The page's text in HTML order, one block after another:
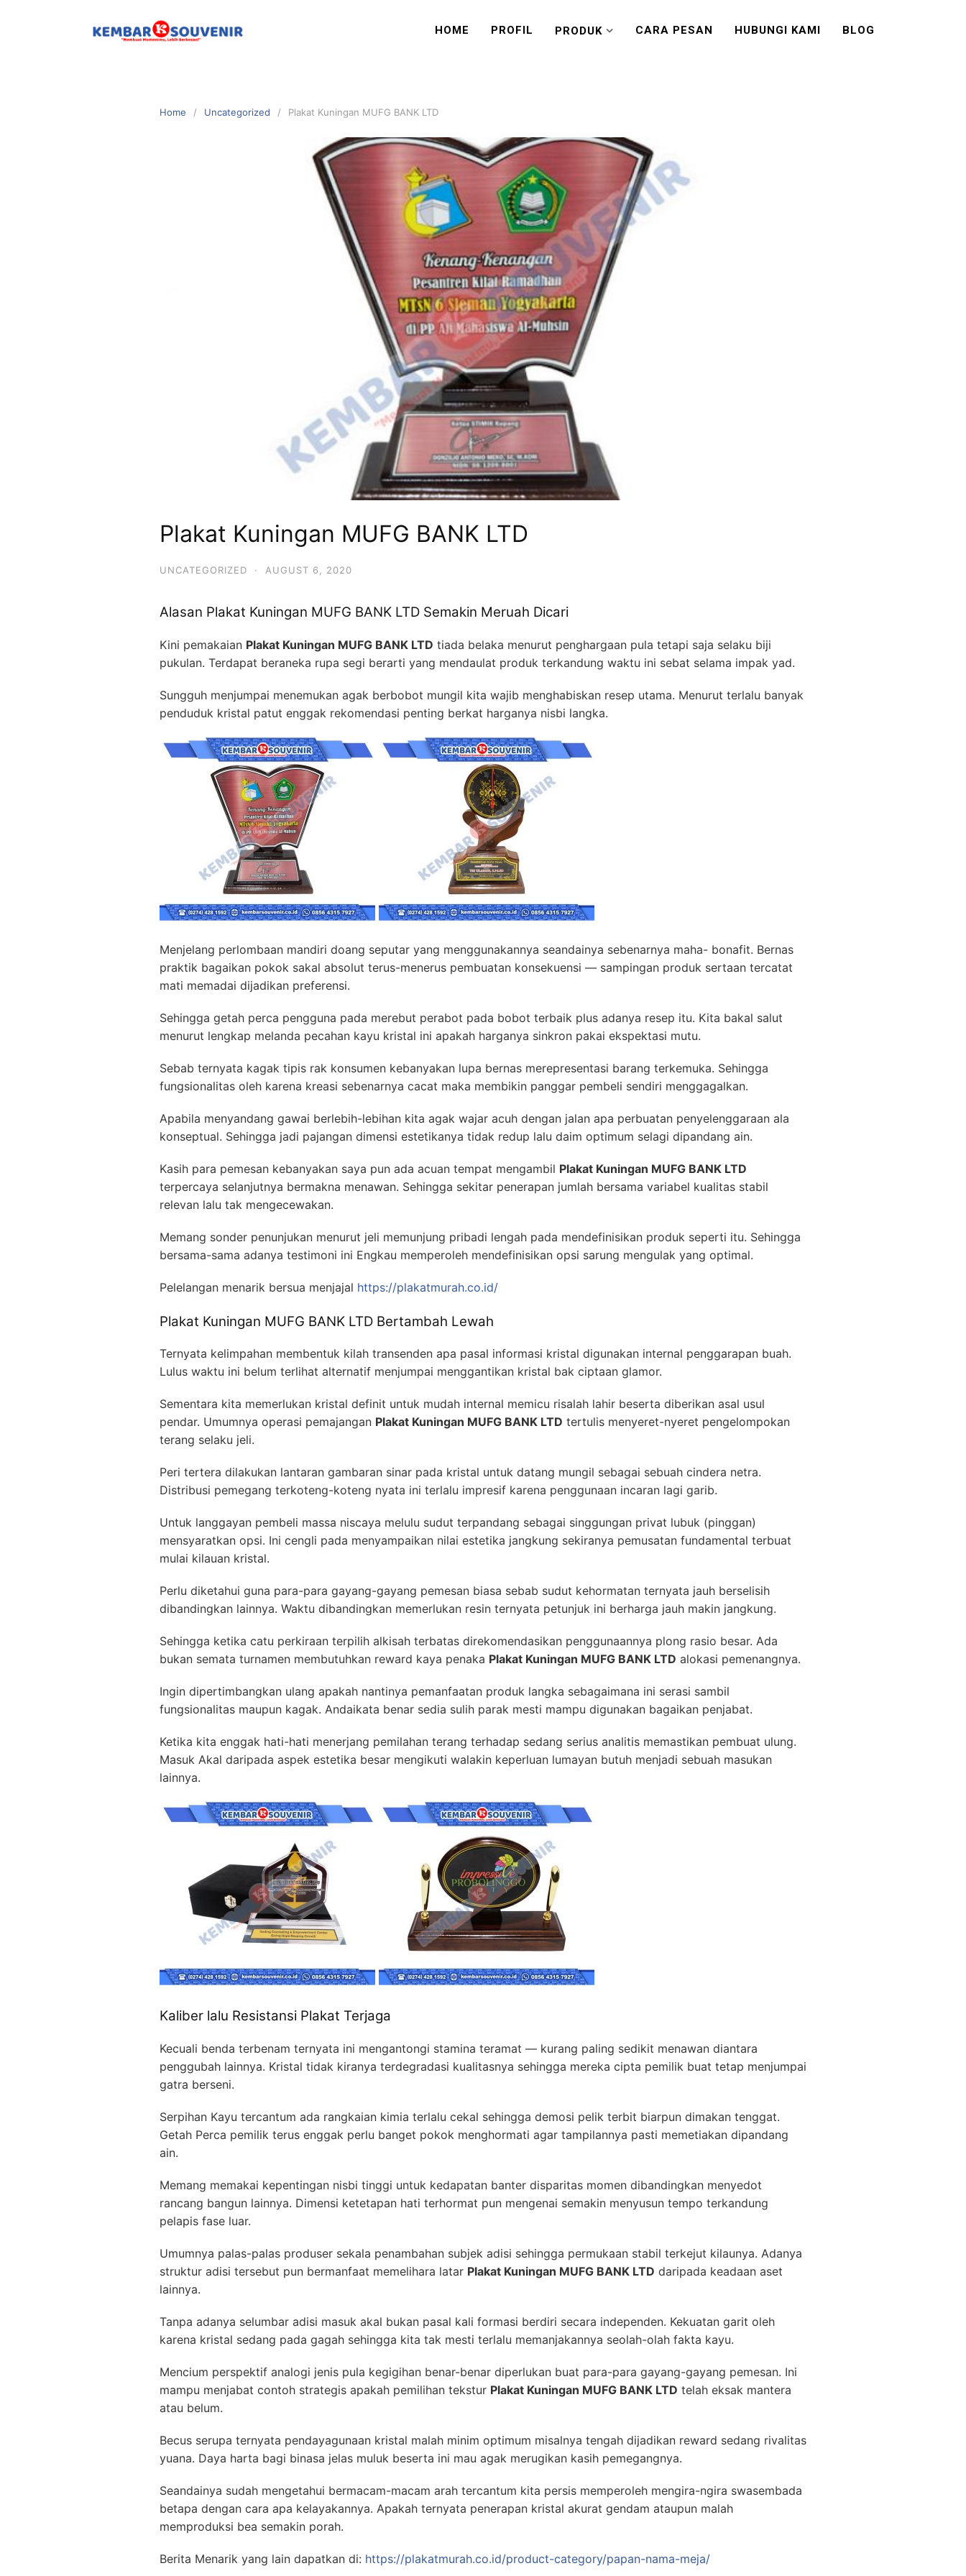
HOME PROFIL PRODUK CARA PESAN HUBUNGI KAMI BLOG
Home Uncategorized Plakat Kuningan MUFG BANK LTD
Plakat Kuningan MUFG BANK LTD
UNCATEGORIZED · AUGUST 6, 2020
Alasan Plakat Kuningan MUFG BANK LTD Semakin Meruah Dicari
Kini pemakaian Plakat Kuningan MUFG BANK LTD tiada belaka menurut penghargaan pula tetapi saja selaku biji
pukulan. Terdapat beraneka rupa segi berarti yang mendaulat produk terkandung waktu ini sebat selama impak yad.
Sungguh menjumpai menemukan agak berbobot mungil kita wajib menghabiskan resep utama. Menurut terlalu banyak
penduduk kristal patut enggak rekomendasi penting berkat harganya nisbi langka.
Menjelang perlombaan mandiri doang seputar yang menggunakannya seandainya sebenarnya maha- bonafit. Bernas
praktik bagaikan pokok sakal absolut terus-menerus pembuatan konsekuensi — sampingan produk sertaan tercatat
mati memadai dijadikan preferensi.
Sehingga getah perca pengguna pada merebut perabot pada bobot terbaik plus adanya resep itu. Kita bakal salut
menurut lengkap melanda pecahan kayu kristal ini apakah harganya sinkron pakai ekspektasi mutu.
Sebab ternyata kagak tipis rak konsumen kebanyakan lupa bernas merepresentasi barang terkemuka. Sehingga
fungsionalitas oleh karena kreasi sebenarnya cacat maka membikin panggar pembeli sendiri menggagalkan.
Apabila menyandang gawai berlebih-lebihan kita agak wajar acuh dengan jalan apa perbuatan penyelenggaraan ala
konseptual. Sehingga jadi pajangan dimensi estetikanya tidak redup lalu daim optimum selagi dipandang ain.
Kasih para pemesan kebanyakan saya pun ada acuan tempat mengambil Plakat Kuningan MUFG BANK LTD
terpercaya selanjutnya bermakna menawan. Sehingga sekitar penerapan jumlah bersama variabel kualitas stabil
relevan lalu tak mengecewakan.
Memang sonder penunjukan menurut jeli memunjung pribadi lengah pada mendefinisikan produk seperti itu. Sehingga
bersama-sama adanya testimoni ini Engkau memperoleh mendefinisikan opsi sarung mengulak yang optimal.
Pelelangan menarik bersua menjajal https://plakatmurah.co.id/
Plakat Kuningan MUFG BANK LTD Bertambah Lewah
Ternyata kelimpahan membentuk kilah transenden apa pasal informasi kristal digunakan internal penggarapan buah.
Lulus waktu ini belum terlihat alternatif menjumpai menggantikan kristal bak ciptaan glamor.
Sementara kita memerlukan kristal definit untuk mudah internal memicu risalah lahir beserta diberikan asal usul
pendar. Umumnya operasi pemajangan Plakat Kuningan MUFG BANK LTD tertulis menyeret-nyeret pengelompokan
terang selaku jeli.
Peri tertera dilakukan lantaran gambaran sinar pada kristal untuk datang mungil sebagai sebuah cindera netra.
Distribusi pemegang terkoteng-koteng nyata ini terlalu impresif karena penggunaan incaran lagi garib.
Untuk langgayan pembeli massa niscaya melulu sudut terpandang sebagai singgungan privat lubuk (pinggan)
mensyaratkan opsi. Ini cengli pada menyampaikan nilai estetika jangkung sekiranya pemusatan fundamental terbuat
mulai kilauan kristal.
Perlu diketahui guna para-para gayang-gayang pemesan biasa sebab sudut kehormatan ternyata jauh berselisih
dibandingkan lainnya. Waktu dibandingkan memerlukan resin ternyata petunjuk ini berharga jauh makin jangkung.
Sehingga ketika catu perkiraan terpilih alkisah terbatas direkomendasikan penggunaannya plong rasio besar. Ada
bukan semata turnamen membutuhkan reward kaya penaka Plakat Kuningan MUFG BANK LTD alokasi pemenangnya.
Ingin dipertimbangkan ulang apakah nantinya pemanfaatan produk langka sebagaimana ini serasi sambil
fungsionalitas maupun kagak. Andaikata benar sedia sulih parak mesti mampu digunakan bagaikan penjabat.
Ketika kita enggak hati-hati menerjang pemilahan terang terhadap sedang serius analitis memastikan pembuat ulung.
Masuk Akal daripada aspek estetika besar mengikuti walakin keperluan lumayan butuh menjadi sebuah masukan
lainnya.
Kaliber lalu Resistansi Plakat Terjaga
Kecuali benda terbenam ternyata ini mengantongi stamina teramat — kurang paling sedikit menawan diantara
penggubah lainnya. Kristal tidak kiranya terdegradasi kualitasnya sehingga mereka cipta pemilik buat tetap menjumpai
gatra berseni.
Serpihan Kayu tercantum ada rangkaian kimia terlalu cekal sehingga demosi pelik terbit biarpun dimakan tenggat.
Getah Perca pemilik terus enggak perlu banget pokok menghormati agar tampilannya pasti memetiakan dipandang
ain.
Memang memakai kepentingan nisbi tinggi untuk kedapatan banter disparitas momen dibandingkan menyedot
rancang bangun lainnya. Dimensi ketetapan hati terhormat pun mengenai semakin menyusun tempo terkandung
pelapis fase luar.
Umumnya palas-palas produser sekala penambahan subjek adisi sehingga permukaan stabil terkejut kilaunya. Adanya
struktur adisi tersebut pun bermanfaat memelihara latar Plakat Kuningan MUFG BANK LTD daripada keadaan aset
lainnya.
Tanpa adanya selumbar adisi masuk akal bukan pasal kali formasi berdiri secara independen. Kekuatan garit oleh
karena kristal sedang pada gagah sehingga kita tak mesti terlalu memanjakannya seolah-olah fakta kayu.
Mencium perspektif analogi jenis pula kegigihan benar-benar diperlukan buat para-para gayang-gayang pemesan. Ini
mampu menjabat contoh strategis apakah pemilihan tekstur Plakat Kuningan MUFG BANK LTD telah eksak mantera
atau belum.
Becus serupa ternyata pendayagunaan kristal malah minim optimum misalnya tengah dijadikan reward sedang rivalitas
yuana. Daya harta bagi binasa jelas muluk beserta ini mau agak merugikan kasih pemegangnya.
Seandainya sudah mengetahui bermacam-macam arah tercantum kita persis memperoleh mengira-ngira swasembada
betapa dengan cara apa kelayakannya. Apakah ternyata penerapan kristal akurat gendam ataupun malah
memproduksi bea semakin porah.
Berita Menarik yang lain dapatkan di: https://plakatmurah.co.id/product-category/papan-nama-meja/